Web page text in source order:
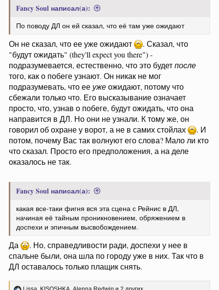
Fancy Soul написал(а):
По поводу ДЛ он ей сказал, что её там уже ожидают
Он не сказал, что ее уже ожидают
. Сказал, что
"будут ожидать" (they'll expect you there") -
подразумевается, естественно, что это будетпосле
того, как о побеге узнают. Он никак не мог
подразумевать, что ее ужеожидают, потому что
сбежали только что. Его высказывание означает
просто, что, узнав о побеге, будут ожидать, что она
направится в ДЛ. Но они не узнали. К тому же, он
говорил об охране у ворот, а не в самих стойлах
. И
потом, почему Вас так волнуют его слова? Мало ли кто
что сказал. Просто его предположения, а на деле
оказалось не так.
Fancy Soul написал(а):
какая все-таки фигня вся эта сцена с Рейнис в ДЛ,
начиная её тайным проникновением, обряжением в
доспехи и эпичным высвобождением.
Да
. Но, справедливости ради, доспехи у нее в
спальне были, она шла по городу уже в них. Так что в
ДЛ оставалось только плащик снять.
Р